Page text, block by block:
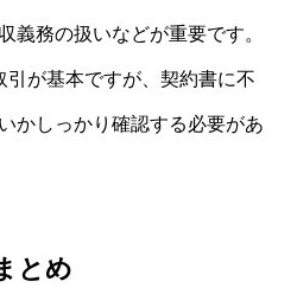
義務の扱いなどが重要です。
が基本ですが、契約書に不
かしっかり確認する必要があ
とめ